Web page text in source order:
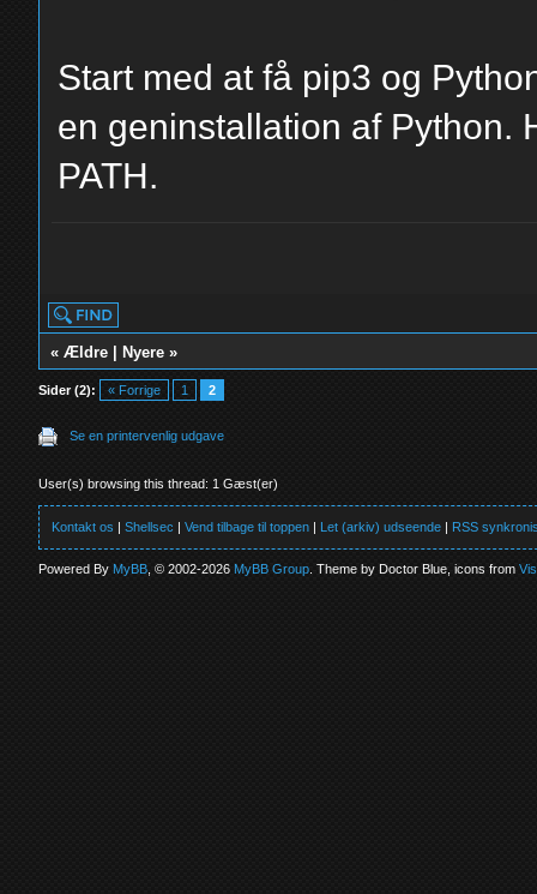
Start med at få pip3 og
en geninstallation af Python.
PATH.
«Ældre Nyere »
Sider (2): « Forrige 1 2
Se en printervenlig udgave
User(s) browsing this thread: 1 Gæst(er)
Kontakt os |Shellsec |Vend tilbage til toppen | Let (arkiv) udseende | RSS
Powered By MyBB , © 2002-2026 MyBB Group . Theme by Doctor Blue, icons from